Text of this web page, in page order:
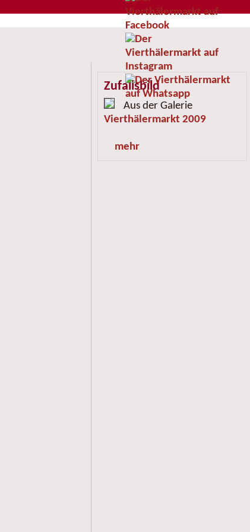
Zufallsbild
Aus der Galerie
Vierthälermarkt 2009
mehr